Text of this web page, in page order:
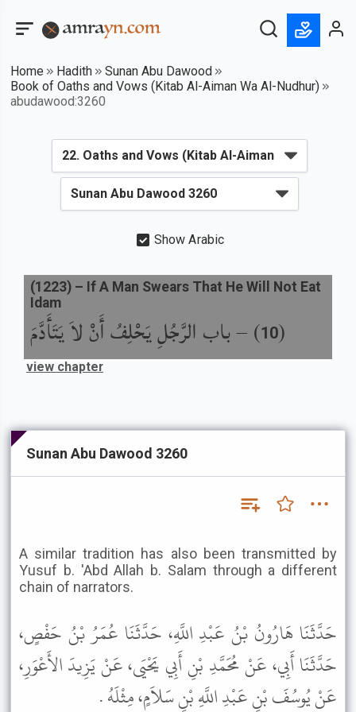
Home Hadith
Sunan Abu Dawood
Book of Oaths and Vows (Kitab Al-Aiman Wa Al-Nudhur)
abudawood:3260
Show Arabic
(
10
) –باب الرَّجُلِ يَحْلِفُ أَنْ لاَ يَتَأَدَّمَ
(1223) – If A Man Swears That He Will Not Eat
Idam
view chapter
Sunan Abu Dawood 3260
A similar tradition has also been transmitted by
Yusuf b. 'Abd Allah b. Salam through a different
chain of narrators.
حَدَّثَنَا هَارُونُ بْنُ عَبْدِ اللَّهِ، حَدَّثَنَا عُمَرُ بْنُ حَفْصٍ،
حَدَّثَنَا أَبِي، عَنْ مُحَمَّدِ بْنِ أَبِي يَحْيَى، عَنْ يَزِيدَ الأَعْوَرِ،
عَنْ يُوسُفَ بْنِ عَبْدِ اللَّهِ بْنِ سَلاَمٍ، مِثْلَهُ .